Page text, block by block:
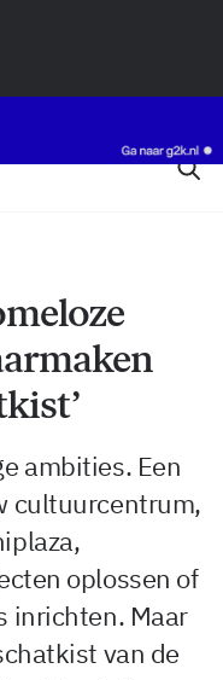
ambities. Een
cultuurcentrum,
oplossen of
inrichten. Maar
van de